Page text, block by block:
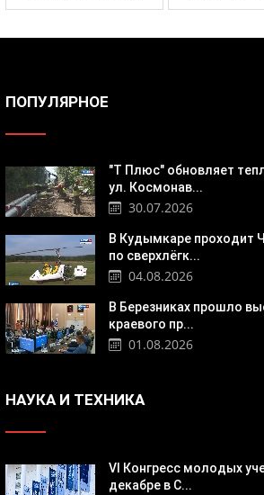
ПОПУЛЯРНОЕ
"Т Плюс" обновляет
ул. Космонав...
30.07.2026
В Кудымкаре проходит
по сверхлёгк...
04.08.2026
В Березниках прошло
краевого пр...
01.08.2026
НАУКА И ТЕХНИКА
VI Конгресс молодых
декабре в С...